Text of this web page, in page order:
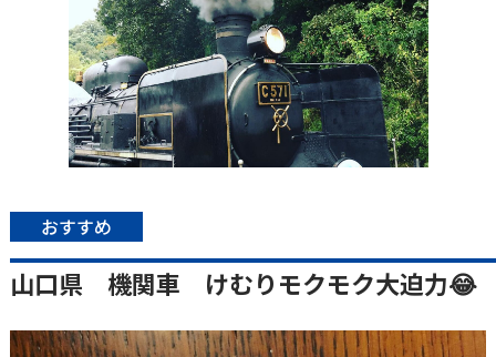
おすすめ
山口県 機関車 けむりモクモク大迫力😂